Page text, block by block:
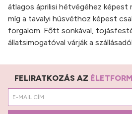
átlagos áprilisi hétvégéhez képest
míg a tavalyi húsvéthoz képest
forgalom. Főtt sonkával,
állatsimogatóval várják a
FELIRATKOZÁS AZ